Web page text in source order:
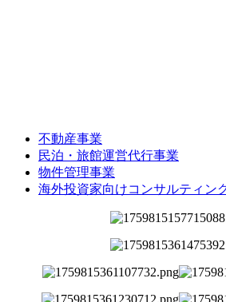
不動産事業
民泊・旅館運営代行事業
物件管理事業
海外投資家向けコンサルティン